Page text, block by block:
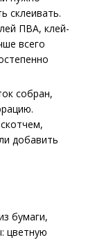
склеивать.
ПВА, клей-
всего
собран,
добавить
бумаги,
цветную